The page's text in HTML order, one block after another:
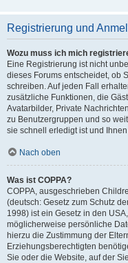
Registrierung und
Wozu muss ich mich
Eine Registrierung ist nicht
dieses Forums entscheidet, ob
schreiben. Auf jeden Fall
zusätzliche Funktionen, die
Avatarbilder, Private
zu Benutzergruppen und so
sie schnell erledigt ist und
Nach oben
Was ist COPPA?
COPPA, ausgeschrieben
(deutsch: Gesetz zum Schutz
1998) ist ein Gesetz in den
möglicherweise persönliche
hierzu die Zustimmung der
Erziehungsberechtigten
Sie oder die Website, auf der